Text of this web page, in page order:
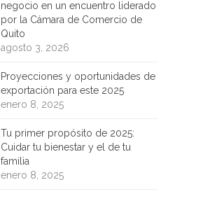
negocio en un encuentro liderado
por la Cámara de Comercio de
Quito
agosto 3, 2026
Proyecciones y oportunidades de
exportación para este 2025
enero 8, 2025
Tu primer propósito de 2025:
Cuidar tu bienestar y el de tu
familia
enero 8, 2025